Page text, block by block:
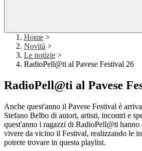
Home >
Novità >
Le notizie >
RadioPell@ti al Pavese Festival 26
RadioPell@ti al Pavese
Anche quest'anno il Pavese Festival è
Stefano Belbo di autori, artisti, incontri e
quest'anno i ragazzi di RadioPell@ti hanno
vivere da vicino il Festival, realizzando le
potrete trovare in questa playlist.